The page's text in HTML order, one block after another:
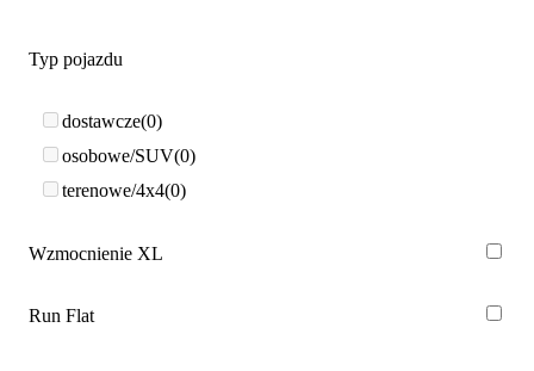
Typ pojazdu
dostawcze 0
osobowe/SUV 0
terenowe/4x4 0
Wzmocnienie XL
Run Flat